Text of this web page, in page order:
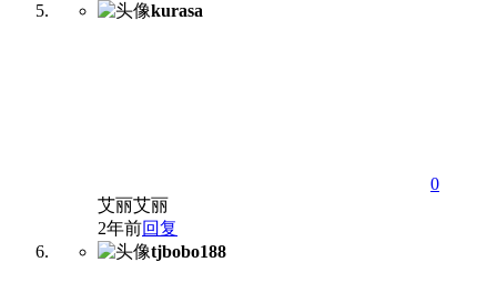
kurasa
0
艾丽艾丽
2年前回复
tjbobo188